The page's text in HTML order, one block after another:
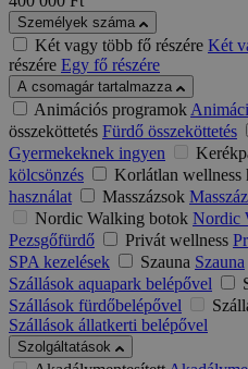
Személyek száma
Két vagy több fő részére Két
részére Egy fő részére
A csomagár tartalmazza
Animációs programok
összeköttetés Fürdő összeköttetés
Gyermekeknek ingyen
kölcsönzés
Korlátlan wellness
használat
Masszázsok
Nordic Walking botok Nordic
Pezsgőfürdő
Privát wellness
SPA kezelések
Szauna Szauna
Szállások aquapark belépővel
Szállások fürdőbelépővel
Szállások állatkerti belépővel
Szolgáltatások